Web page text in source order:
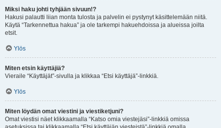
Miksi haku johti tyhjään sivuun!?
Hakusi palautti liian monta tulosta ja palvelin ei pystynyt käsittelemään niitä.
Käytä “Tarkennettua hakua” ja ole tarkempi hakuehdoissa ja alueissa joilta
etsit.
Ylös
Miten etsin käyttäjiä?
Vieraile “Käyttäjät”-sivulla ja klikkaa “Etsi käyttäjä”-linkkiä.
Ylös
Miten löydän omat viestini ja viestiketjuni?
Omat viestisi näet klikkaamalla “Katso omia viestejäsi”-linkkiä omissa